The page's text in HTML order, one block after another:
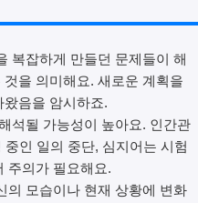
복잡하게 만들던 문제들이 해
을 의미해요. 새로운 계획을
음을 암시하죠.
석될 가능성이 높아요. 인간관
인 일의 중단, 심지어는 시험
주의가 필요해요.
의 모습이나 현재 상황에 변화